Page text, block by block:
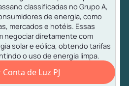
classificadas no Grupo A,
de energia, como
mercados e hotéis. Essas
negociar diretamente com
solar e eólica, obtendo tarifas
o uso de energia limpa.
Conta de Luz PJ